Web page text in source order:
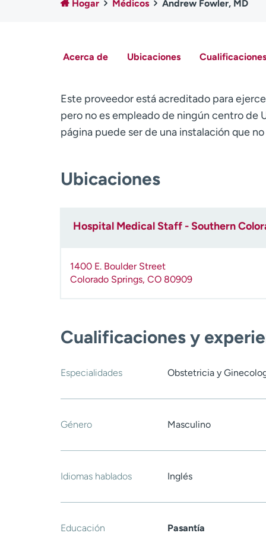
Hogar Médicos Andrew Fowler, MD
Acerca de Ubicaciones
Este proveedor está acreditado para
pero no es empleado de ningún centro de
página puede ser de una instalación que
Ubicaciones
Hospital Medical Staff - Southern
1400 E. Boulder Street
Colorado Springs, CO 80909
Cualificaciones y
Especialidades Obstetricia y
Género Masculino
Idiomas hablados Inglés
Educación
Pasantía